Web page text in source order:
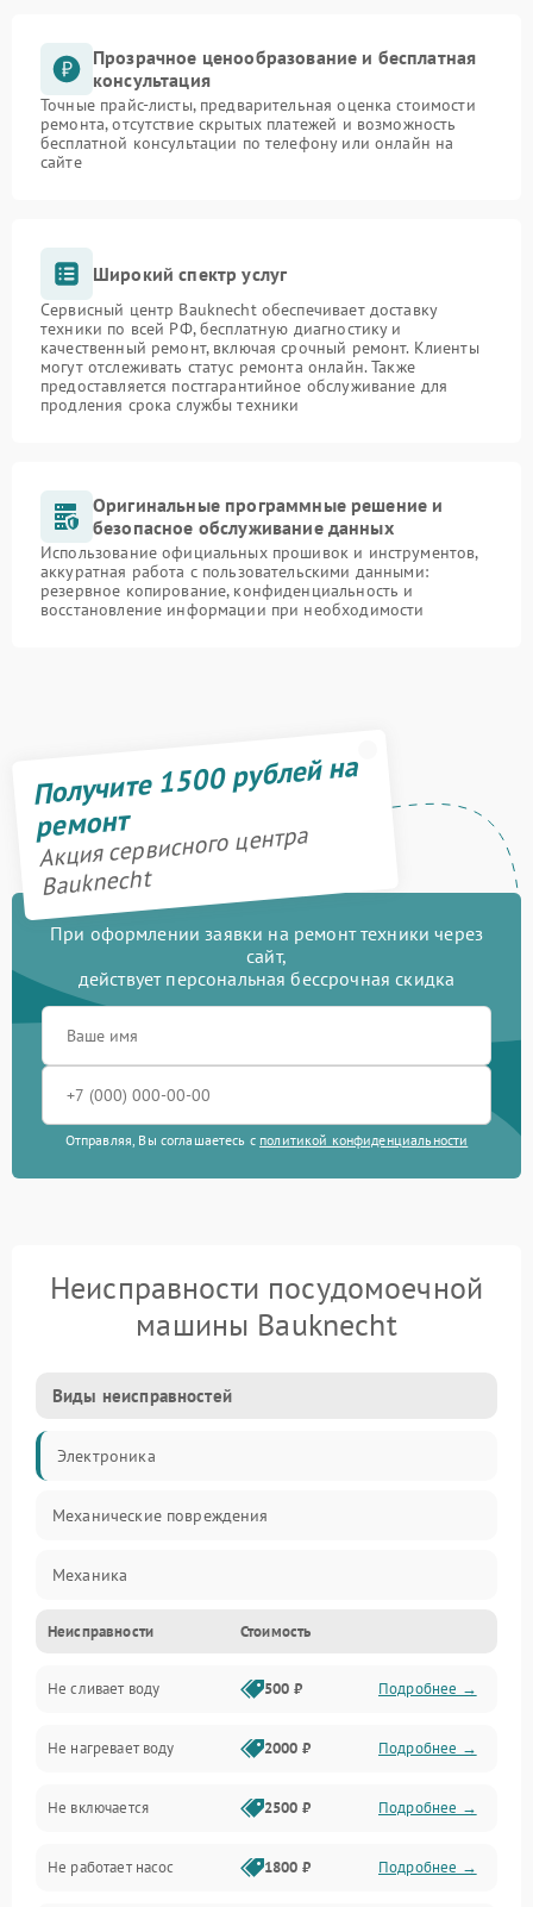
Прозрачное ценообразование и бесплатная
консультация
Точные прайс-листы, предварительная оценка стоимости
ремонта, отсутствие скрытых платежей и возможность
бесплатной консультации по телефону или онлайн на
сайте
Широкий спектр услуг
Сервисный центр Bauknecht обеспечивает доставку
техники по всей РФ, бесплатную диагностику и
качественный ремонт, включая срочный ремонт. Клиенты
могут отслеживать статус ремонта онлайн. Также
предоставляется постгарантийное обслуживание для
продления срока службы техники
Оригинальные программные решение и
безопасное обслуживание данных
Использование официальных прошивок и инструментов,
аккуратная работа с пользовательскими данными:
резервное копирование, конфиденциальность и
восстановление информации при необходимости
Получите 1500 рублей на
ремонт
Акция сервисного центра
Bauknecht
При оформлении заявки на ремонт техники через
сайт,
действует персональная бессрочная скидка
Отправляя, Вы соглашаетесь с политикой конфиденциальности
Неисправности посудомоечной
машины Bauknecht
Виды неисправностей
Электроника
Механические повреждения
Механика
Управление
Электропитание
Датчики
Нагрев
Вода
Неисправности Стоимость
Не сливает воду 500 ₽ Подробнее →
Не нагревает воду 2000 ₽ Подробнее →
Не включается 2500 ₽ Подробнее →
Не работает насос 1800 ₽ Подробнее →